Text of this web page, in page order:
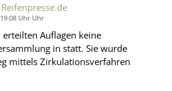
Uhr Uhr
Auflagen keine
in statt. Sie wurde
mittels Zirkulationsverfahren